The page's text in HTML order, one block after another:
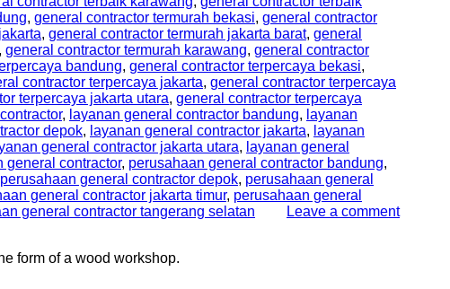
, general contractor termurah bekasi, general contractor
, general contractor termurah jakarta barat, general
, general contractor termurah karawang, general contractor
bandung, general contractor terpercaya bekasi,
contractor terpercaya jakarta, general contractor terpercaya
terpercaya jakarta utara, general contractor terpercaya
, layanan general contractor bandung, layanan
depok, layanan general contractor jakarta, layanan
general contractor jakarta utara, layanan general
general contractor, perusahaan general contractor bandung,
perusahaan general contractor depok, perusahaan general
general contractor jakarta timur, perusahaan general
general contractor tangerang selatan
Leave a comment
form of a wood workshop.